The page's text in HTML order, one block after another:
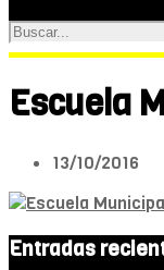
Escuela
13/10/2016
Entradas